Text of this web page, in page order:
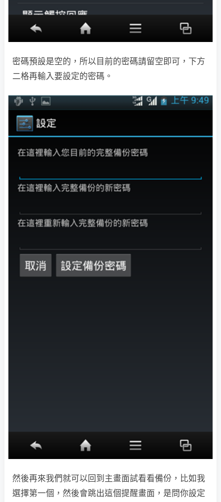
密碼預設是空的，所以目前的密碼請留空即可，下方
二格再輸入要設定的密碼。
然後再來我們就可以回到主畫面試看看備份，比如我
選擇第一個，然後會跳出這個提醒畫面，是問你設定